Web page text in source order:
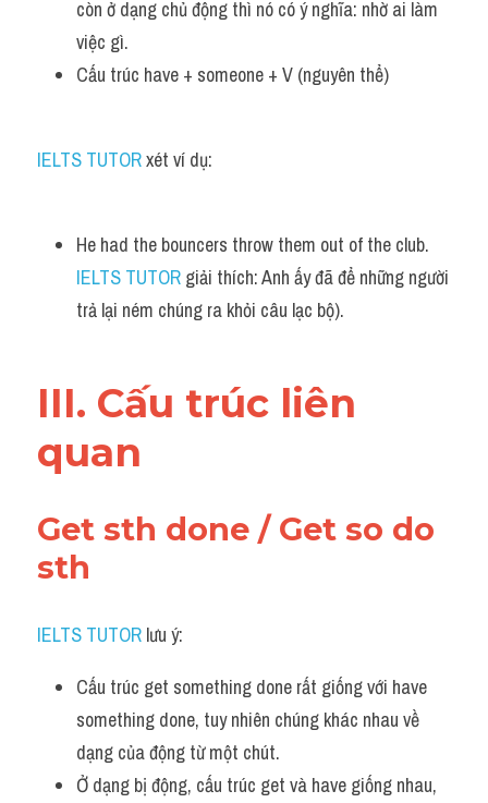
còn ở dạng chủ động thì nó có ý nghĩa: nhờ ai làm
việc gì.
Cấu trúc have + someone + V (nguyên thể)
IELTS TUTOR xét ví dụ:
IELTS TUTOR giải thích: Anh ấy đã để những người
trả lại ném chúng ra khỏi câu lạc bộ).
III. Cấu trúc liên
quan
Get sth done / Get so do
sth
IELTS TUTOR lưu ý:
Cấu trúc get something done rất giống với have
something done, tuy nhiên chúng khác nhau về
dạng của động từ một chút.
Ở dạng bị động, cấu trúc get và have giống nhau,